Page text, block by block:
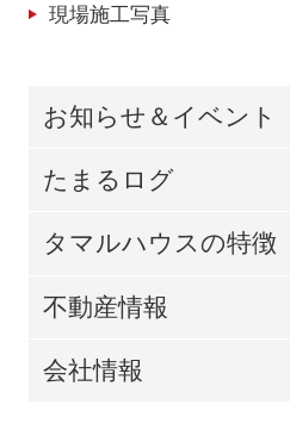
現場施工写真
お知らせ＆イベント
たまるログ
タマルハウスの特徴
不動産情報
会社情報